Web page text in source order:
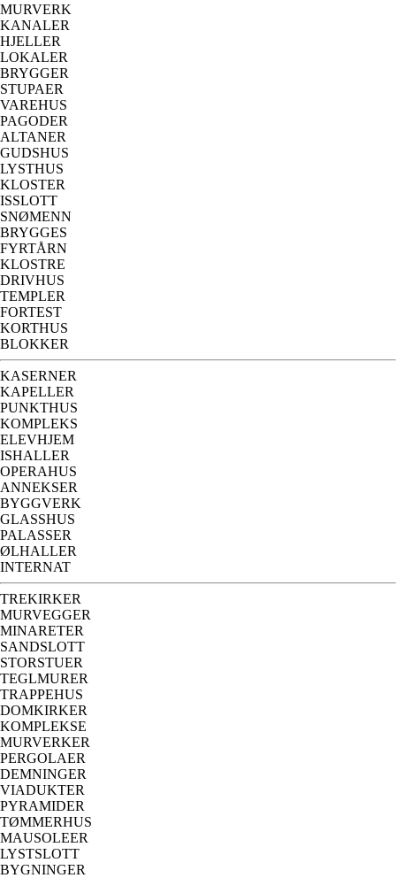
MURVERK
KANALER
HJELLER
LOKALER
BRYGGER
STUPAER
VAREHUS
PAGODER
ALTANER
GUDSHUS
LYSTHUS
KLOSTER
ISSLOTT
SNØMENN
BRYGGES
FYRTÅRN
KLOSTRE
DRIVHUS
TEMPLER
FORTEST
KORTHUS
BLOKKER
KASERNER
KAPELLER
PUNKTHUS
KOMPLEKS
ELEVHJEM
ISHALLER
OPERAHUS
ANNEKSER
BYGGVERK
GLASSHUS
PALASSER
ØLHALLER
INTERNAT
TREKIRKER
MURVEGGER
MINARETER
SANDSLOTT
STORSTUER
TEGLMURER
TRAPPEHUS
DOMKIRKER
KOMPLEKSE
MURVERKER
PERGOLAER
DEMNINGER
VIADUKTER
PYRAMIDER
TØMMERHUS
MAUSOLEER
LYSTSLOTT
BYGNINGER